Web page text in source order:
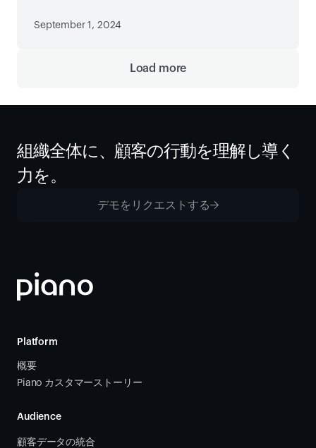
September 1, 2024
Load more
組織全体に、顧客の行動を理解し導く
力を。
デモをリクエストする
Platform
概要
Piano カスタマーストーリー
Audience
顧客データの統合